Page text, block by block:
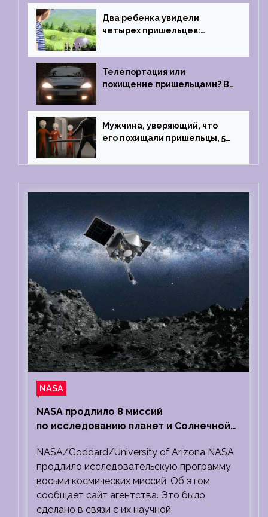
Два ребенка увидели
четырех пришельцев:
1967 году
Телепортация или
похищение пришельцами? В
случай произошел с семьей
из Аргентины
Мужчина, уверяющий, что
его похищали пришельцы, 5
тест на детекторе лжи
NASA
NASA продлило 8 миссий
по исследованию планет и Солнечной
NASA/Goddard/University of Arizona NASA
продлило исследовательскую программу
восьми космических миссий. Об этом
сообщает сайт агентства. Это было
сделано в связи с их научной